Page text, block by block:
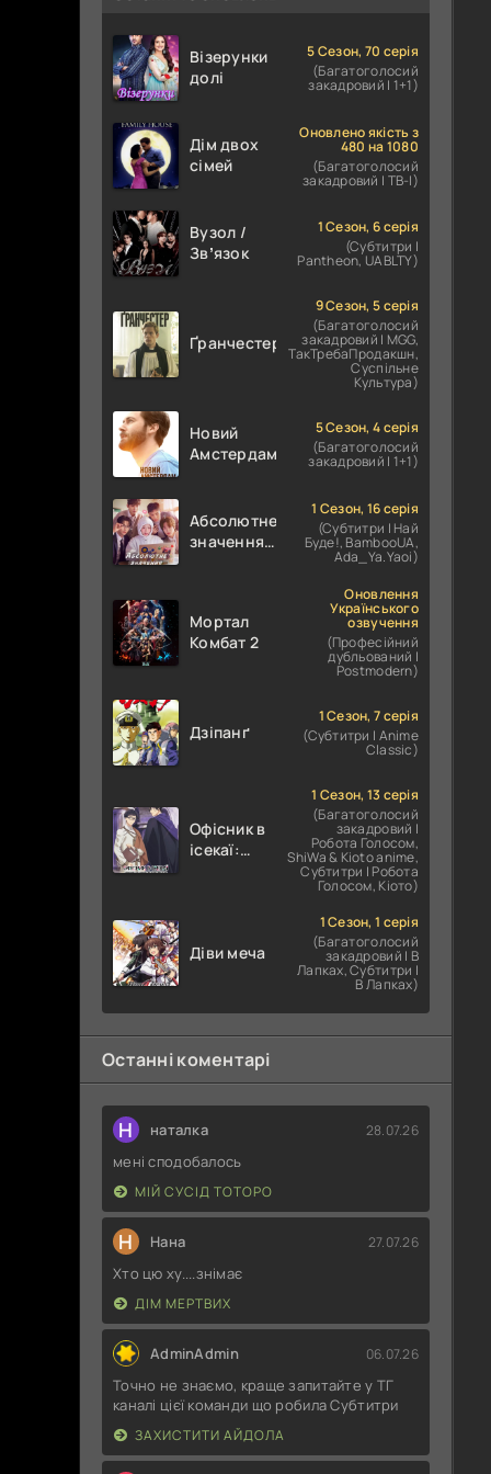
Візерунки
долі
5 Сезон, 70 серія
(Багатоголосий
закадровий | 1+1)
Дім двох
сімей
Оновлено якість з
480 на 1080
(Багатоголосий
закадровий | ТВ-І)
Вузол /
Звʼязок
1 Сезон, 6 серія
(Субтитри |
Pantheon, UABLTY)
Ґранчестер
9 Сезон, 5 серія
(Багатоголосий
закадровий | MGG,
ТакТребаПродакшн,
Суспільне
Культура)
Новий
Амстердам
5 Сезон, 4 серія
(Багатоголосий
закадровий | 1+1)
Абсолютне
значення
романтики
1 Сезон, 16 серія
(Субтитри | Най
Буде!, BambooUA,
Ada_Ya.Yaoi)
Мортал
Комбат 2
Оновлення
Українського
озвучення
(Професійний
дубльований |
Postmodern)
Дзіпанґ
1 Сезон, 7 серія
(Субтитри | Anime
Classic)
Офісник в
ісекаї:
від
Корпоративного
1 Сезон, 13 серія
(Багатоголосий
закадровий |
Робота Голосом,
ShiWa & Kioto anime,
Субтитри | Робота
Голосом, Кіото)
Діви меча
1 Сезон, 1 серія
(Багатоголосий
закадровий | В
Лапках, Субтитри |
В Лапках)
Останні коментарі
Н наталка 28.07.26
мені сподобалось
МІЙ СУСІД ТОТОРО
Н Нана 27.07.26
Хто цю ху....знімає
ДІМ МЕРТВИХ
AdminAdmin 06.07.26
Точно не знаємо, краще запитайте у ТГ
каналі цієї команди що робила Субтитри
ЗАХИСТИТИ АЙДОЛА